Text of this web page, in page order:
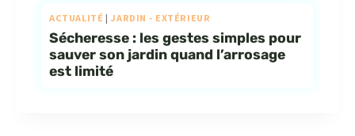
ACTUALITÉ | JARDIN - EXTÉRIEUR
Sécheresse : les gestes simples pour
sauver son jardin quand l’arrosage
est limité